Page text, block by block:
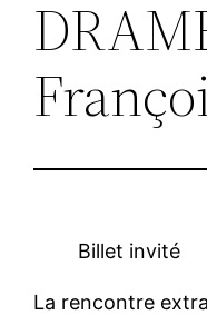
Billet invité
La rencontre